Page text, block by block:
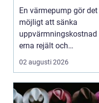
moderna hem
En värmepump gör det
möjligt att sänka
uppvärmningskostnad
erna rejält och
samtidigt få ett
behagliga...
02 augusti 2026